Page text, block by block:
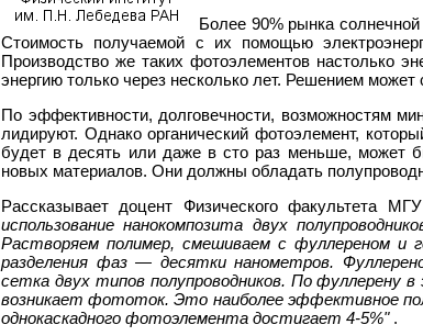
Более 90% рынка
Стоимость получаемой с их помощью
Производство же таких фотоэлементов настолько
энергию только через несколько лет. Решением
По эффективности, долговечности, возможностям
лидируют. Однако органический фотоэлемент,
будет в десять или даже в сто раз меньше, может
новых материалов. Они должны обладать
Рассказывает доцент Физического факультета
использование нанокомпозита двух
Растворяем полимер, смешиваем с фуллереном и
разделения фаз — десятки нанометров.
сетка двух типов полупроводников. По
возникает фототок. Это наиболее эффективное
однокаскадного фотоэлемента достигает 4-5%".